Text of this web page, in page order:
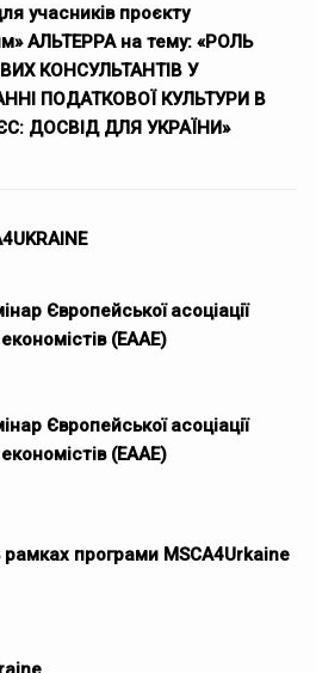
учасників проєкту
АЛЬТЕРРА на тему: «РОЛЬ
КОНСУЛЬТАНТІВ У
ПОДАТКОВОЇ КУЛЬТУРИ В
ДОСВІД ДЛЯ УКРАЇНИ»
Європейської асоціації
(EAAE)
Європейської асоціації
(EAAE)
рамках програми MSCA4Urkaine